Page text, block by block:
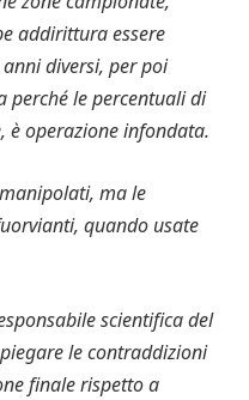
addirittura essere
diversi, per poi
perché le percentuali di
è operazione infondata.
ma le
quando usate
scientifica del
le contraddizioni
finale rispetto a